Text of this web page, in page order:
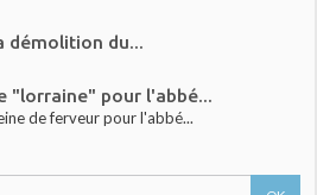
démolition du...
"lorraine" pour l'abbé...
de ferveur pour l'abbé...